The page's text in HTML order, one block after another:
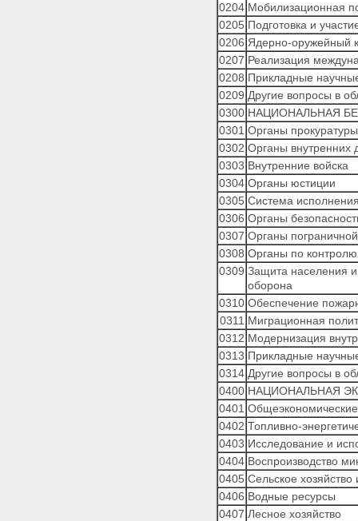
0204 Мобилизационная
0205 Подготовка и
0206 Ядерно-оружейный
0207 Реализация
0208 Прикладные
0209 Другие вопросы в
0300 НАЦИОНАЛЬНАЯ
0301 Органы прокуратуры
0302 Органы внутренних
0303 Внутренние войска
0304 Органы юстиции
0305 Система
0306 Органы
0307 Органы
0308 Органы по контролю
0309 Защита населения и
оборона
0310 Обеспечение
0311 Миграционная
0312 Модернизация
0313 Прикладные
0314 Другие вопросы в
0400 НАЦИОНАЛЬНАЯ
0401
0402 Топливно-
0403 Исследование и
0404 Воспроизводство
0405 Сельское хозяйство
0406 Водные ресурсы
0407 Лесное хозяйство